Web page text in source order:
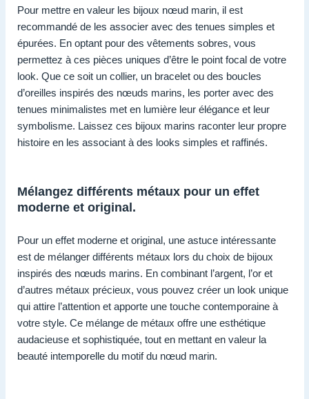
Pour mettre en valeur les bijoux nœud marin, il est
recommandé de les associer avec des tenues simples et
épurées. En optant pour des vêtements sobres, vous
permettez à ces pièces uniques d’être le point focal de votre
look. Que ce soit un collier, un bracelet ou des boucles
d’oreilles inspirés des nœuds marins, les porter avec des
tenues minimalistes met en lumière leur élégance et leur
symbolisme. Laissez ces bijoux marins raconter leur propre
histoire en les associant à des looks simples et raffinés.
Mélangez différents métaux pour un effet
moderne et original.
Pour un effet moderne et original, une astuce intéressante
est de mélanger différents métaux lors du choix de bijoux
inspirés des nœuds marins. En combinant l’argent, l’or et
d’autres métaux précieux, vous pouvez créer un look unique
qui attire l’attention et apporte une touche contemporaine à
votre style. Ce mélange de métaux offre une esthétique
audacieuse et sophistiquée, tout en mettant en valeur la
beauté intemporelle du motif du nœud marin.